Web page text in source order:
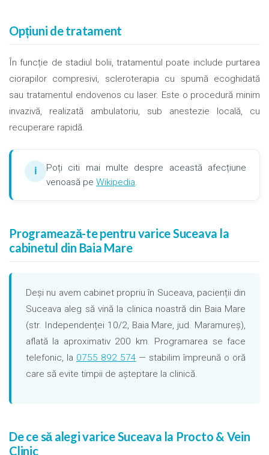
Opțiuni de tratament
În funcție de stadiul bolii, tratamentul poate include purtarea
ciorapilor compresivi, scleroterapia cu spumă ecoghidată
sau tratamentul endovenos cu laser. Este o procedură minim
invazivă, realizată ambulatoriu, sub anestezie locală, cu
recuperare rapidă.
ℹ
Poți citi mai multe despre această afecțiune
venoasă pe Wikipedia.
Programează-te pentru varice Suceava la
cabinetul din Baia Mare
Deși nu avem cabinet propriu în Suceava, pacienții din
Suceava aleg să vină la clinica noastră din Baia Mare
(str. Independenței 10/2, Baia Mare, jud. Maramureș),
aflată la aproximativ 200 km. Programarea se face
telefonic, la 0755 892 574 — stabilim împreună o oră
care să evite timpii de așteptare la clinică.
De ce să alegi varice Suceava la Procto & Vein
Clinic